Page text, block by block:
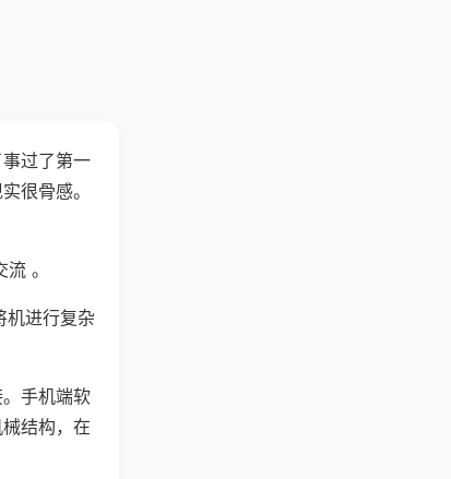
过了第一
很骨感。
。
机进行复杂
手机端软
结构，在